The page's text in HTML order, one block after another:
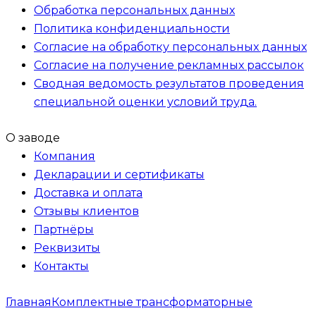
Обработка персональных данных
Политика конфиденциальности
Согласие на обработку персональных данных
Согласие на получение рекламных рассылок
Сводная ведомость результатов проведения
специальной оценки условий труда.
О заводе
Компания
Декларации и сертификаты
Доставка и оплата
Отзывы клиентов
Партнёры
Реквизиты
Контакты
Главная Комплектные трансформаторные